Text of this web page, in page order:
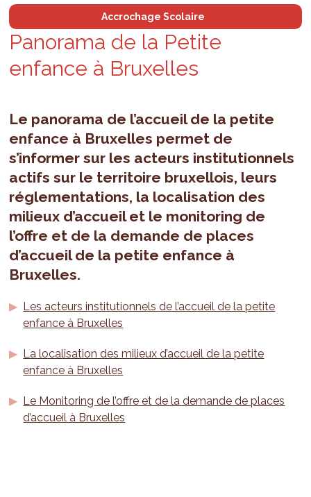
Accrochage Scolaire
Panorama de la Petite
enfance à Bruxelles
Le panorama de l’accueil de la petite
enfance à Bruxelles permet de
s’informer sur les acteurs institutionnels
actifs sur le territoire bruxellois, leurs
réglementations, la localisation des
milieux d’accueil et le monitoring de
l’offre et de la demande de places
d’accueil de la petite enfance à
Bruxelles.
Les acteurs institutionnels de l’accueil de la petite
enfance à Bruxelles
La localisation des milieux d’accueil de la petite
enfance à Bruxelles
Le Monitoring de l’offre et de la demande de places
d’accueil à Bruxelles